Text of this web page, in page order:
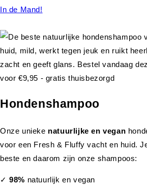
In de Mand!
Hondenshampoo
Onze unieke natuurlijke en vegan
voor een Fresh & Fluffy vacht en huid.
beste en daarom zijn onze shampoos:
✓98% natuurlijk en vegan